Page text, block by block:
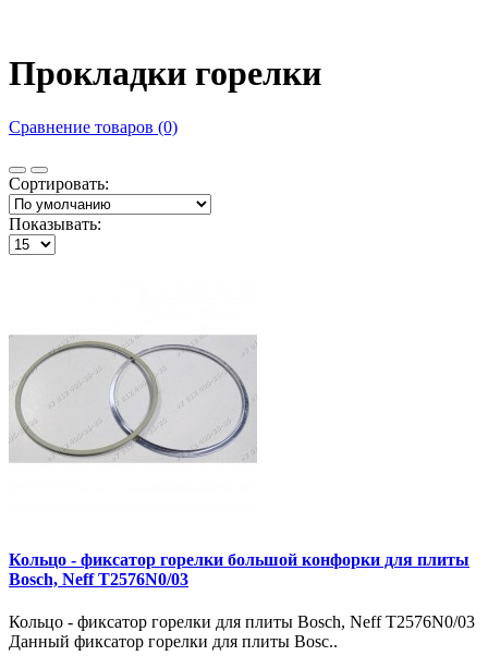
Прокладки горелки
Сравнение товаров (0)
Сортировать:
Показывать:
Кольцо - фиксатор горелки большой конфорки для плиты
Bosch, Neff T2576N0/03
Кольцо - фиксатор горелки для плиты Bosch, Neff T2576N0/03
Данный фиксатор горелки для плиты Bosc..